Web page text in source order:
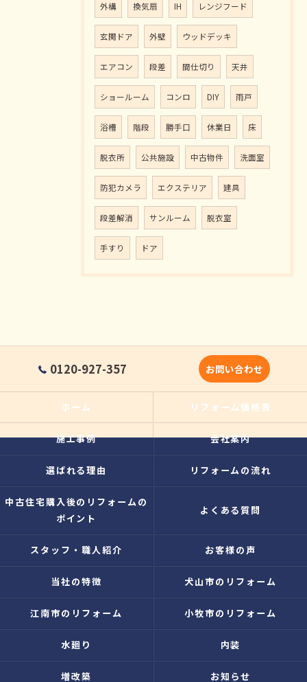
外構 換気扇 IH レンジフード
玄関ドア 外壁 ウッドデッキ
エアコン 段差 間仕切り 天井
ショールーム コンロ DIY 雨戸
浴槽 階段 勝手口 休業日 床
脱衣所 公共施設 中古物件 洗面室
防犯カメラ エクステリア 建具
段差解消 サンルーム 脱衣室
手すり ドア
0120-927-357 お問い合わせ
ホーム リフォーム価格表
施工事例 会社案内
選ばれる理由 リフォームの流れ
中古住宅購入後のリフォームの
ポイント
よくある質問
スタッフ・職人紹介 お客様の声
当社の特徴 犬山市のリフォーム
江南市のリフォーム 小牧市のリフォーム
水廻り 内装
増改築 お知らせ